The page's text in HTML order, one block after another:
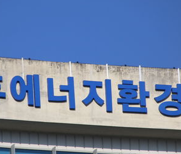
부 지침 준수"
도 압수수색
경계태세 강화"
성
"
]